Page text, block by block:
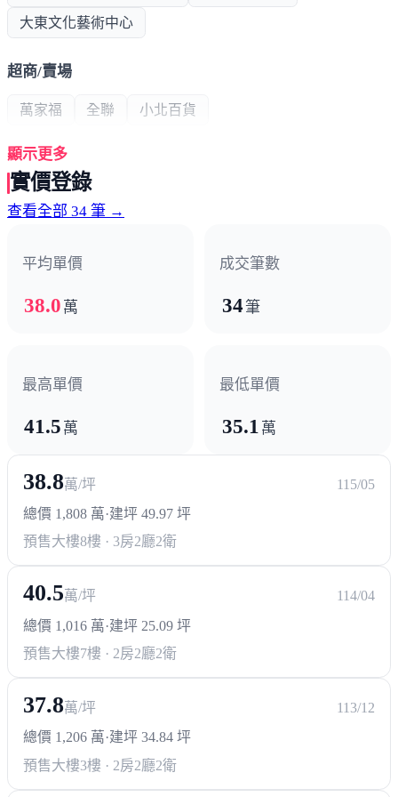
大東文化藝術中心
超商/賣場
萬家福 全聯 小北百貨
熱門商圈
戶政事務所 衛生所
其他
鳳山共同市場
顯示更多
實價登錄
查看全部 34 筆 →
平均單價
38.0 萬
成交筆數
34筆
最高單價
41.5 萬
最低單價
35.1 萬
38.8萬/坪
115/05
總價 1,808 萬·建坪 49.97 坪
預售大樓8樓 · 3房2廳2衛
40.5萬/坪
114/04
總價 1,016 萬·建坪 25.09 坪
預售大樓7樓 · 2房2廳2衛
37.8萬/坪
113/12
總價 1,206 萬·建坪 34.84 坪
預售大樓3樓 · 2房2廳2衛